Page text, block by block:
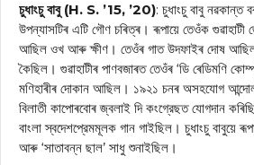
চুধাংচু বাবু (H. S. ’15, ’20): চুধাংচু বাবু নৱকান্ত
উপন্যাসটিৰ এটি গৌণ চৰিত্ৰ। ৰূপায়ে তেওঁক
আছিল ওখ আৰু ক্ষীণ। তেওঁৰ গাত উদফাইৰ দোষ
কৈছিল। গুৱাহাটীৰ পাণবজাৰত তেওঁৰ ‘ডি ৰেডিমণি
মণিহাৰীৰ দোকান আছিল। ১৯২১ চনৰ অসহযোগ
বিলাতী কাপোৰবোৰ জ্বলাই দি কংগ্রেছত যোগদান
বাংলা স্বদেশপ্রেমমূলক গান গাইছিল। চুধাংচু বাবুয়ে
আৰু ‘সাতাবন্ন ছাল’ সাধু শুনাইছিল।